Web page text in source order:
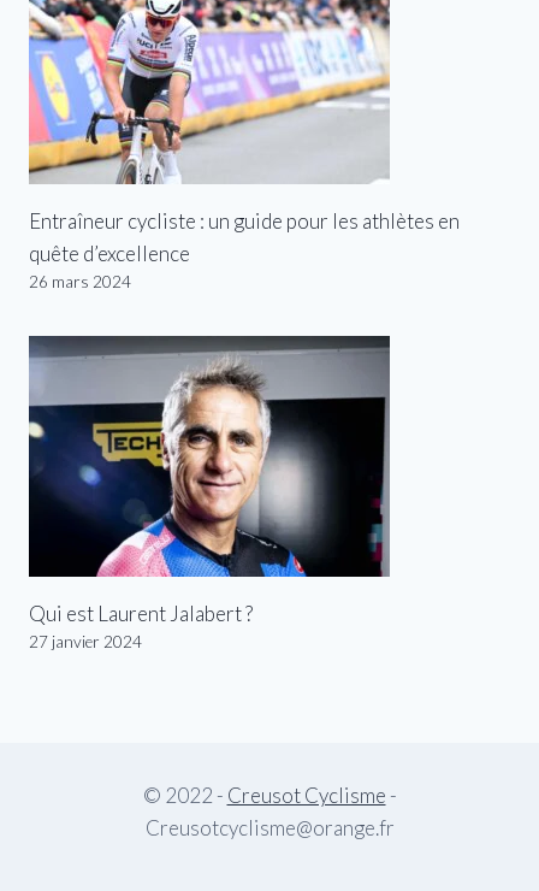
Entraîneur cycliste : un guide pour les athlètes en
quête d’excellence
26 mars 2024
Qui est Laurent Jalabert ?
27 janvier 2024
© 2022 - Creusot Cyclisme -
Creusotcyclisme@orange.fr